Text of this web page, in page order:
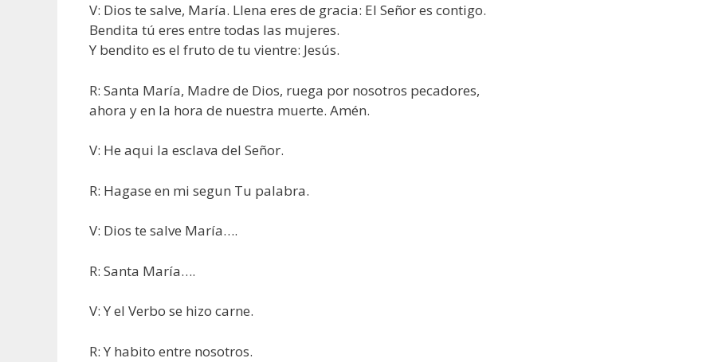
V: Dios te salve, María. Llena eres de gracia: El Señor es contigo.
Bendita tú eres entre todas las mujeres.
Y bendito es el fruto de tu vientre: Jesús.
R: Santa María, Madre de Dios, ruega por nosotros pecadores,
ahora y en la hora de nuestra muerte. Amén.
V: He aqui la esclava del Señor.
R: Hagase en mi segun Tu palabra.
V: Dios te salve María….
R: Santa María….
V: Y el Verbo se hizo carne.
R: Y habito entre nosotros.